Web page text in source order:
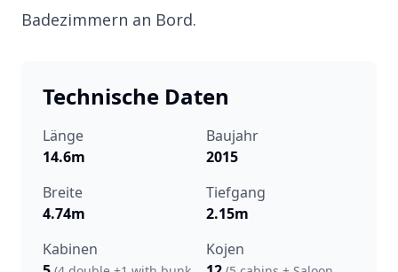
Badezimmern an Bord.
Technische Daten
Länge
14.6m
Baujahr
2015
Breite
4.74m
Tiefgang
2.15m
Kabinen
Kojen